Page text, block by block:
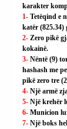
karakter
1- Tetëqind e
katër (825.34)
2- Zero pikë
kokainë.
3- Nëntë (9)
hashash me
pikë zero tre
4- Një armë
5- Një krehër
6- Municion
7- Një boks